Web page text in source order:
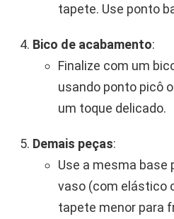
tapete. Use ponto
Bico de acabamento:
Finalize com um
usando ponto picô
um toque delicado.
Demais peças:
Use a mesma base
vaso (com elástico
tapete menor para